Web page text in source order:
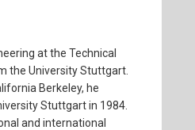
at the Technical
the University Stuttgart.
Berkeley, he
Stuttgart in 1984.
and international